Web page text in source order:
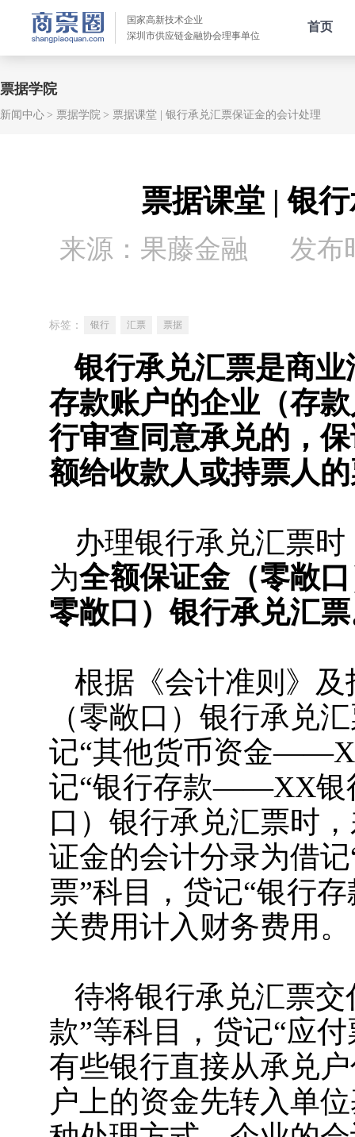
国家高新技术企业
深圳市供应链金融协会理事单位
首页
票据学院
新闻中心 票据学院 票据课堂 | 银行承兑汇票保证金的会计处理
票据课堂 | 银
来源：果藤金融 发布
标签： 银行 汇票 票据
银行承兑汇票是商
存款账户的企业（存
行审查同意承兑的，
额给收款人或持票人
办理银行承兑汇票
为全额保证金（零敞
零敞口）银行承兑汇
根据《会计准则》
（零敞口）银行承兑
记“其他货币资金
记“银行存款——XX银
口）银行承兑汇票时
证金的会计分录为借
票”科目，贷记“银行
关费用计入财务费用
待将银行承兑汇票交
款”等科目，贷记“应
有些银行直接从承兑
户上的资金先转入单